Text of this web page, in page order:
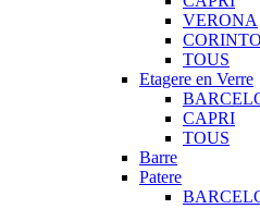
VERONA
CORINTO
TOUS
Etagere en Verre
CAPRI
TOUS
Barre
Patere